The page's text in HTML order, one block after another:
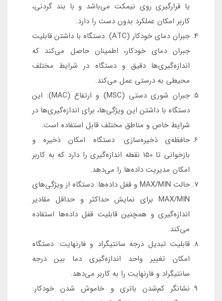
یا قرارگیری روی نیمکت می‌باشد و با بند گردنی،
کاربر امکان عملکرد بدون دست را دارد.
جبران دمای خودکار (ATC): دستگاه با داشتن قابلیت
جبران دمای خودکار، اطمینان حاصل می‌کند که
اندازه‌گیری‌ها دقیق و دستگاه در شرایط مختلف
محیطی به درستی عمل می‌کند.
جبران شوری دستی (MSC) و ارتفاع (MAC): این
دستگاه با داشتن این ویژگی‌ها، برای اندازه‌گیری‌ها در
شرایط خاص و مناطق مختلف قابل استفاده است.
حافظه‌ی ذخیره‌سازی: دستگاه امکان ذخیره و
بازخوانی تا 150 نقطه اندازه‌گیری را دارد که به کاربر
امکان مدیریت داده‌ها را می‌دهد.
حالت MAX/MIN و قفل داده‌ها: دستگاه از ویژگی‌های
MAX/MIN برای نمایش حداکثر و حداقل مقادیر
اندازه‌گیری و همچنین قابلیت قفل داده‌ها استفاده
می‌کند.
قابلیت تبدیل درجه سانتیگراد و فارنهایت: دستگاه
امکان تغییر واحد اندازه‌گیری دما بین درجه
سانتیگراد و فارنهایت را به کاربر می‌دهد.
نشانگر کم‌شدن باتری و خاموش شدن خودکار: